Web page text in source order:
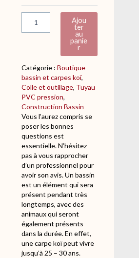
r
a
i
r
e
i
O
L
L
E
P
V
C
G
R
I
F
F
O
N
B
A
S
S
I
N
Ajou
ter
au
panie
r
Catégorie :Boutique
bassin et carpes koï
Colle et outillage, Tuyau
PVC pression
Construction Bassin
Vous l’aurez compris se
poser les bonnes
questions est
essentielle. N’hésitez
pas à vous rapprocher
d’un professionnel pour
avoir son avis. Un bassin
est un élément qui sera
présent pendant très
longtemps, avec des
animaux qui seront
également présents
dans la durée. En effet,
une carpe koï peut vivre
jusqu’à 25 – 30 ans.